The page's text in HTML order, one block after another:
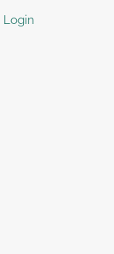
Login